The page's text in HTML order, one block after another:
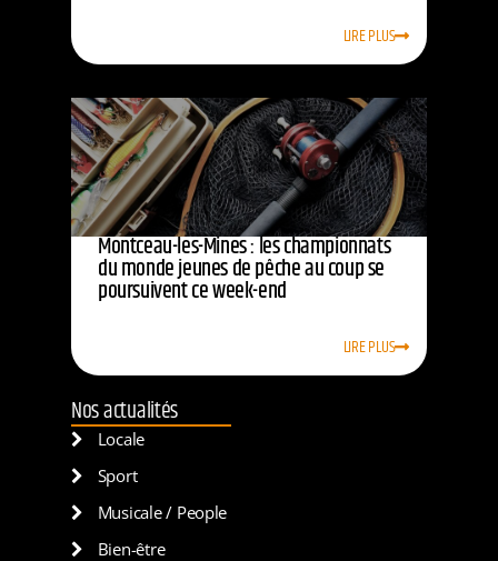
LIRE PLUS
Montceau-les-Mines : les championnats
du monde jeunes de pêche au coup se
poursuivent ce week-end
LIRE PLUS
Nos actualités
Locale
Sport
Musicale / People
Bien-être